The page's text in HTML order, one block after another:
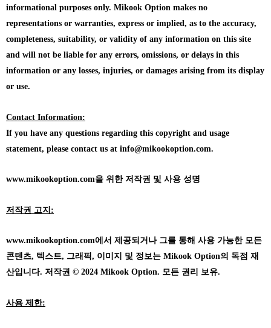
informational purposes only. Mikook Option makes no
representations or warranties, express or implied, as to the accuracy,
completeness, suitability, or validity of any information on this site
and will not be liable for any errors, omissions, or delays in this
information or any losses, injuries, or damages arising from its display
or use.
Contact Information:
If you have any questions regarding this copyright and usage
statement, please contact us at info@mikookoption.com.
www.mikookoption.com을 위한 저작권 및 사용 성명
저작권 고지:
www.mikookoption.com에서 제공되거나 그를 통해 사용 가능한 모든
콘텐츠, 텍스트, 그래픽, 이미지 및 정보는 Mikook Option의 독점 재
산입니다. 저작권 © 2024 Mikook Option. 모든 권리 보유.
사용 제한: